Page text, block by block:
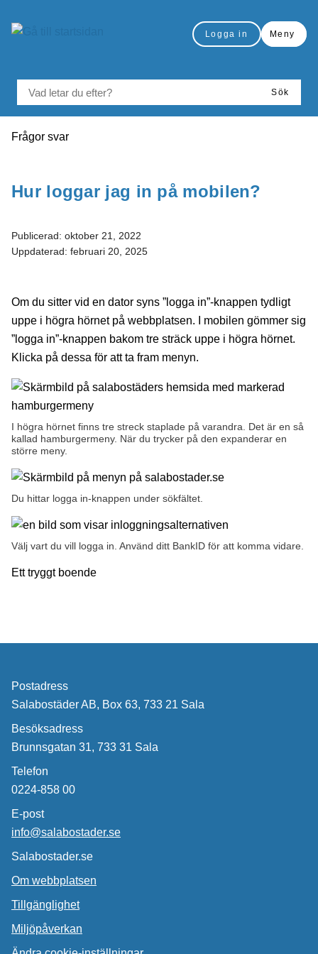
Logga in Meny
Sök
Du är här:
Frågor svar
Hur loggar jag in på mobilen?
Publicerad: oktober 21, 2022
Uppdaterad: februari 20, 2025
Om du sitter vid en dator syns ”logga in”-knappen tydligt
uppe i högra hörnet på webbplatsen. I mobilen gömmer sig
”logga in”-knappen bakom tre sträck uppe i högra hörnet.
Klicka på dessa för att ta fram menyn.
I högra hörnet finns tre streck staplade på varandra. Det är en så
kallad hamburgermeny. När du trycker på den expanderar en
större meny.
Du hittar logga in-knappen under sökfältet.
Välj vart du vill logga in. Använd ditt BankID för att komma vidare.
Ett tryggt boende
Postadress
Salabostäder AB, Box 63, 733 21 Sala
Besöksadress
Brunnsgatan 31, 733 31 Sala
Telefon
0224-858 00
E-post
info@salabostader.se
Salabostader.se
Om webbplatsen
Tillgänglighet
Miljöpåverkan